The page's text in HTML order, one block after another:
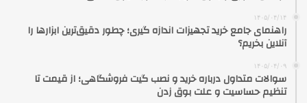
۱۴۰۵/۰۴/۱۴
راهنمای جامع خرید تجهیزات اندازه گیری؛ چطور دقیق‌ترین ابزارها را
آنلاین بخریم؟
۱۴۰۵/۰۴/۰۹
سوالات متداول درباره خرید و نصب گیت فروشگاهی؛ از قیمت تا
تنظیم حساسیت و علت بوق زدن